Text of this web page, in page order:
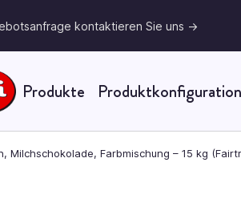
kontaktieren Sie uns ->
Produkte Produktkonfiguration
Milchschokolade, Farbmischung – 15 kg